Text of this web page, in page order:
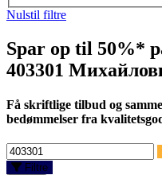
Nulstil filtre
Spar op til 50%*
403301
Få skriftlige tilbud og
bedømmelser fra
Filtre